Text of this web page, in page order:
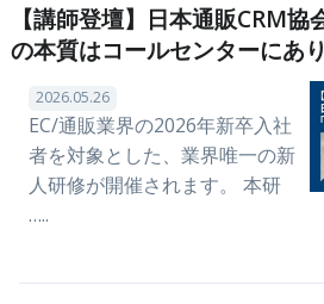
【講師登壇】日本通販CRM協
の本質はコールセンターにあり
2026.05.26
EC/通販業界の2026年新卒入社
者を対象とした、業界唯一の新
人研修が開催されます。 本研
…..